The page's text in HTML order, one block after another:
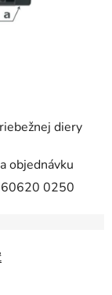
diery
objednávku
0250